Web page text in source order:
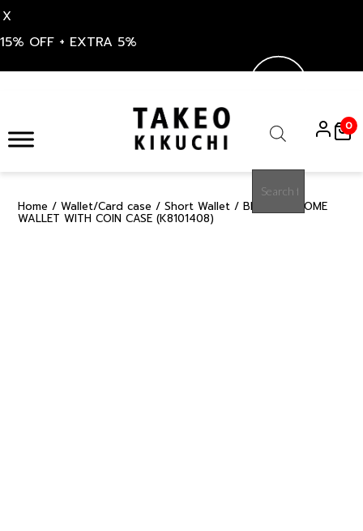
X
15% OFF + EXTRA 5%
content
search
0
Home / Wallet/Card case / Short Wallet / BLACK KAGOME
WALLET WITH COIN CASE (K8101408)